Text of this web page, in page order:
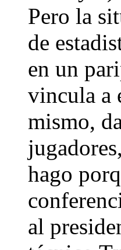
Pero la
de
en un
vincula a
mismo,
hago
al